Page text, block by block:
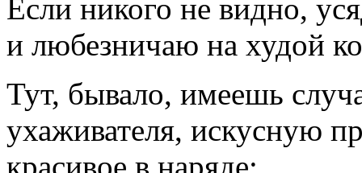
Если никого не видно,
и любезничаю на худой
Тут, бывало, имеешь
ухаживателя, искусную